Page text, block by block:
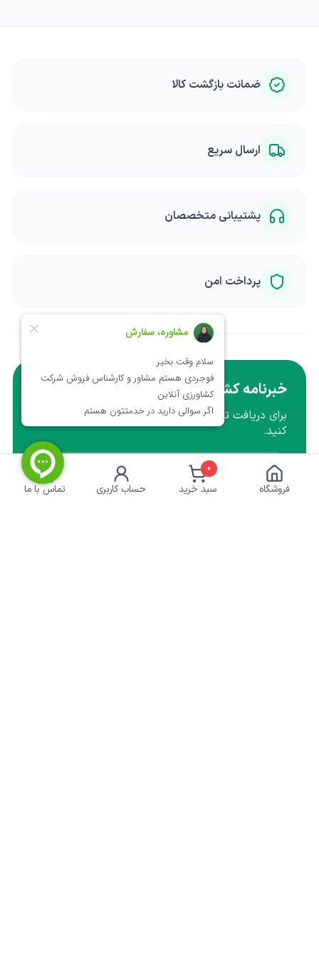
ضمانت بازگشت کالا
ارسال سریع
پشتیبانی متخصصان
پرداخت امن
خبرنامه کشاورزی
برای دریافت تخفیف ها و آموزش ها ایمیل خود را وارد
کنید.
عضویت
فروشگاه سبد خرید
0
حساب کاربری تماس با ما